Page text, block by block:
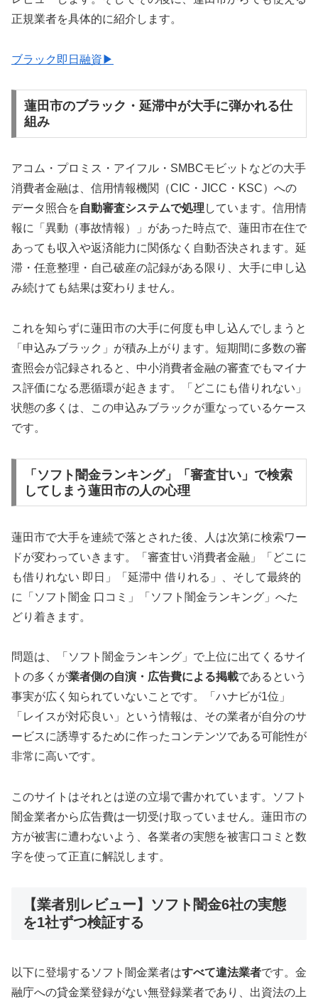
正規業者を具体的に紹介します。
ブラック即日融資▶
蓮田市のブラック・延滞中が大手に弾かれる仕
組み
アコム・プロミス・アイフル・SMBCモビットなどの大手
消費者金融は、信用情報機関（CIC・JICC・KSC）への
データ照合を自動審査システムで処理 しています。信用情
報に「異動（事故情報）」があった時点で、蓮田市在住で
あっても収入や返済能力に関係なく自動否決されます。延
滞・任意整理・自己破産の記録がある限り、大手に申し込
み続けても結果は変わりません。
これを知らずに蓮田市の大手に何度も申し込んでしまうと
「申込みブラック」が積み上がります。短期間に多数の審
査照会が記録されると、中小消費者金融の審査でもマイナ
ス評価になる悪循環が起きます。「どこにも借りれない」
状態の多くは、この申込みブラックが重なっているケース
です。
「ソフト闇金ランキング」「審査甘い」で検索
してしまう蓮田市の人の心理
蓮田市で大手を連続で落とされた後、人は次第に検索ワー
ドが変わっていきます。「審査甘い消費者金融」「どこに
も借りれない 即日」「延滞中 借りれる」、そして最終的
に「ソフト闇金 口コミ」「ソフト闇金ランキング」へた
どり着きます。
問題は、「ソフト闇金ランキング」で上位に出てくるサイ
トの多くが業者側の自演・広告費による掲載であるという
事実が広く知られていないことです。「ハナビが1位」
「レイスが対応良い」という情報は、その業者が自分のサ
ービスに誘導するために作ったコンテンツである可能性が
非常に高いです。
このサイトはそれとは逆の立場で書かれています。ソフト
闇金業者から広告費は一切受け取っていません。蓮田市の
方が被害に遭わないよう、各業者の実態を被害口コミと数
字を使って正直に解説します。
【業者別レビュー】ソフト闇金6社の実態
を1社ずつ検証する
以下に登場するソフト闇金業者はすべて違法業者です。金
融庁への貸金業登録がない無登録業者であり、出資法の上